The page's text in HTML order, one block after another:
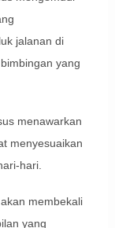
jalanan di
yang
menawarkan
menyesuaikan
hari.
membekali
yang